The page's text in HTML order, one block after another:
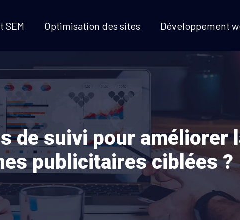
SEM Optimisation des sites Développement
de suivi pour améliorer
publicitaires ciblées ?